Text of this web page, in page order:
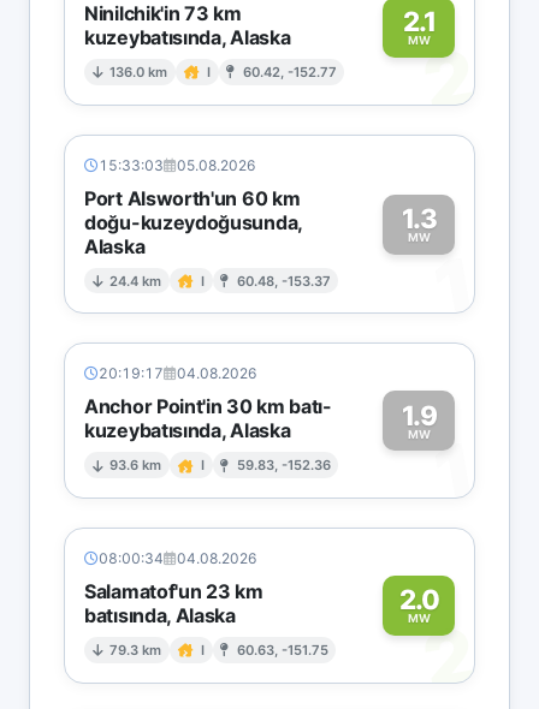
Ninilchik'in 73 km
kuzeybatısında, Alaska
136.0 km I 60.42, -152.77
2.1
MW
2
15:33:03 05.08.2026
Port Alsworth'un 60 km
doğu-kuzeydoğusunda,
Alaska
24.4 km I 60.48, -153.37
1.3
MW
1
20:19:17 04.08.2026
Anchor Point'in 30 km batı-
kuzeybatısında, Alaska
93.6 km I 59.83, -152.36
1.9
MW1
08:00:34 04.08.2026
Salamatof'un 23 km
batısında, Alaska
79.3 km I 60.63, -151.75
2.0
MW2